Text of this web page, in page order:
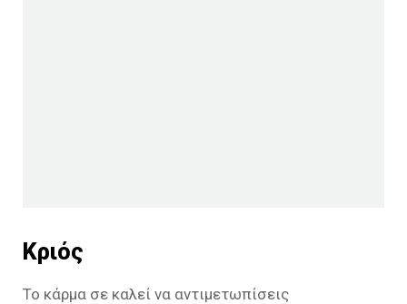
Κριός
Το κάρμα σε καλεί να αντιμετωπίσεις